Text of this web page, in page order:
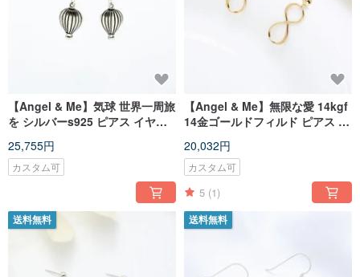
【Angel & Me】気球 世界一周旅
を シルバーs925 ピアス イヤリ
インデー 誕生日プレゼント
25,755円
カスタム可
【Angel & Me】無限な愛 14kgf
14金ゴールドフィルド ピアス イ
日プレゼント
20,032円
カスタム可
5 (1)
送料無料 送料無料